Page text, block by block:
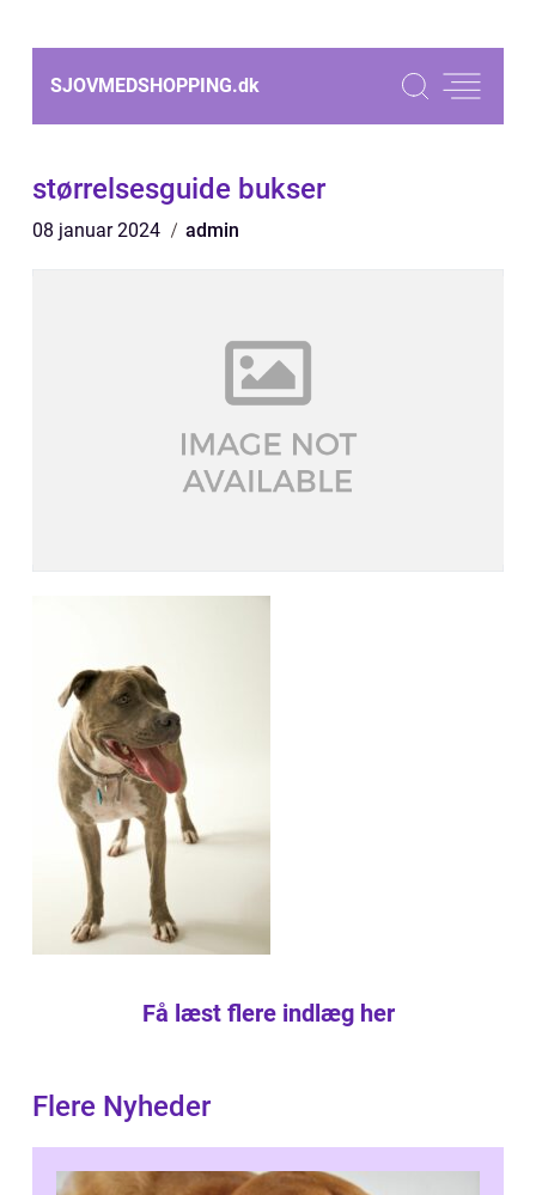
SJOVMEDSHOPPING.dk
størrelsesguide bukser
08 januar 2024 admin
Få læst flere indlæg her
Flere Nyheder